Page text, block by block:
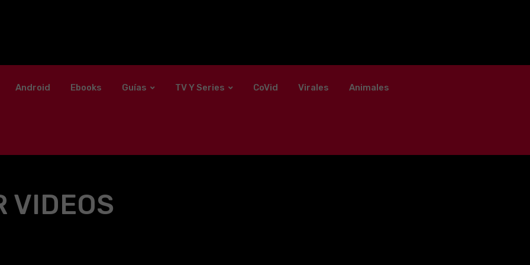
Android Ebooks Guías TV Y Series CoVid Virales Animales
VIDEOS